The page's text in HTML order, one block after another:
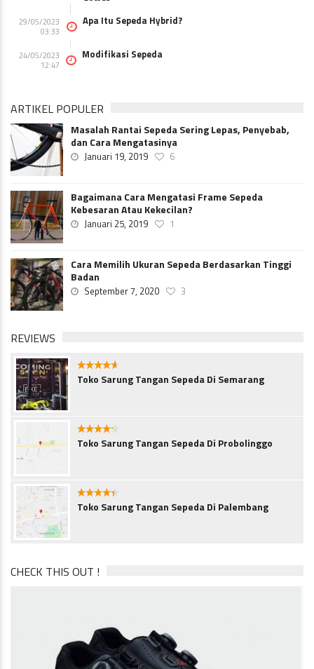
29/05/2023
03:33
Apa Itu Sepeda Hybrid?
24/05/2023
12:47
Modifikasi Sepeda
ARTIKEL POPULER
Masalah Rantai Sepeda Sering Lepas, Penyebab,
dan Cara Mengatasinya
Januari 19, 2019 6
Bagaimana Cara Mengatasi Frame Sepeda
Kebesaran Atau Kekecilan?
Januari 25, 2019 1
Cara Memilih Ukuran Sepeda Berdasarkan Tinggi
Badan
September 7, 2020 3
REVIEWS
4.5
Toko Sarung Tangan Sepeda Di Semarang
4.1
Toko Sarung Tangan Sepeda Di Probolinggo
4.3
Toko Sarung Tangan Sepeda Di Palembang
CHECK THIS OUT !